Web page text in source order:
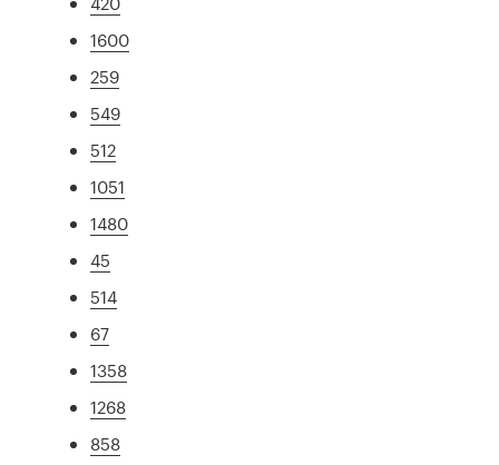
1600
259
549
512
1051
1480
45
514
67
1358
1268
858